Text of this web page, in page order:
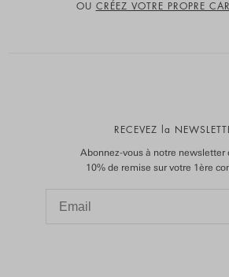
OU CRÉEZ VOTRE PROPRE
RECEVEZ la
Abonnez-vous à notre newsletter
10% de remise sur votre 1ère